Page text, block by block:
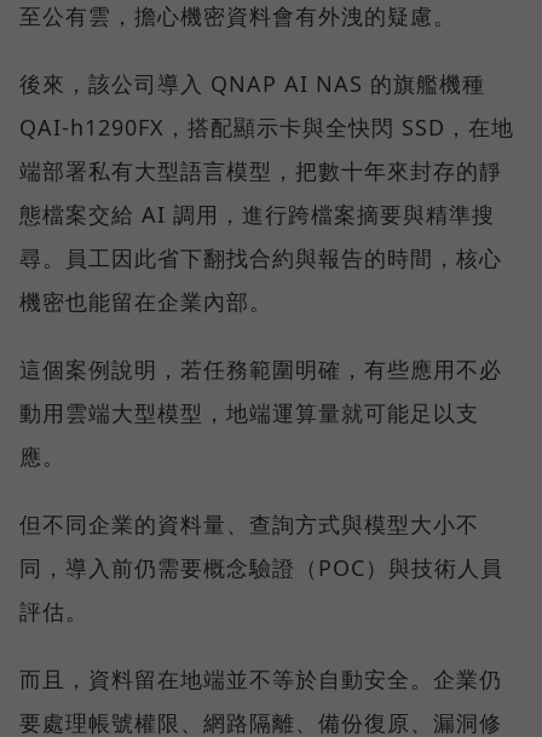
至公有雲，擔心機密資料會有外洩的疑慮。
後來，該公司導入 QNAP AI NAS 的旗艦機種
QAI-h1290FX，搭配顯示卡與全快閃 SSD，在地
端部署私有大型語言模型，把數十年來封存的靜
態檔案交給 AI 調用，進行跨檔案摘要與精準搜
尋。員工因此省下翻找合約與報告的時間，核心
機密也能留在企業內部。
這個案例說明，若任務範圍明確，有些應用不必
動用雲端大型模型，地端運算量就可能足以支
應。
但不同企業的資料量、查詢方式與模型大小不
同，導入前仍需要概念驗證（POC）與技術人員
評估。
而且，資料留在地端並不等於自動安全。企業仍
要處理帳號權限、網路隔離、備份復原、漏洞修